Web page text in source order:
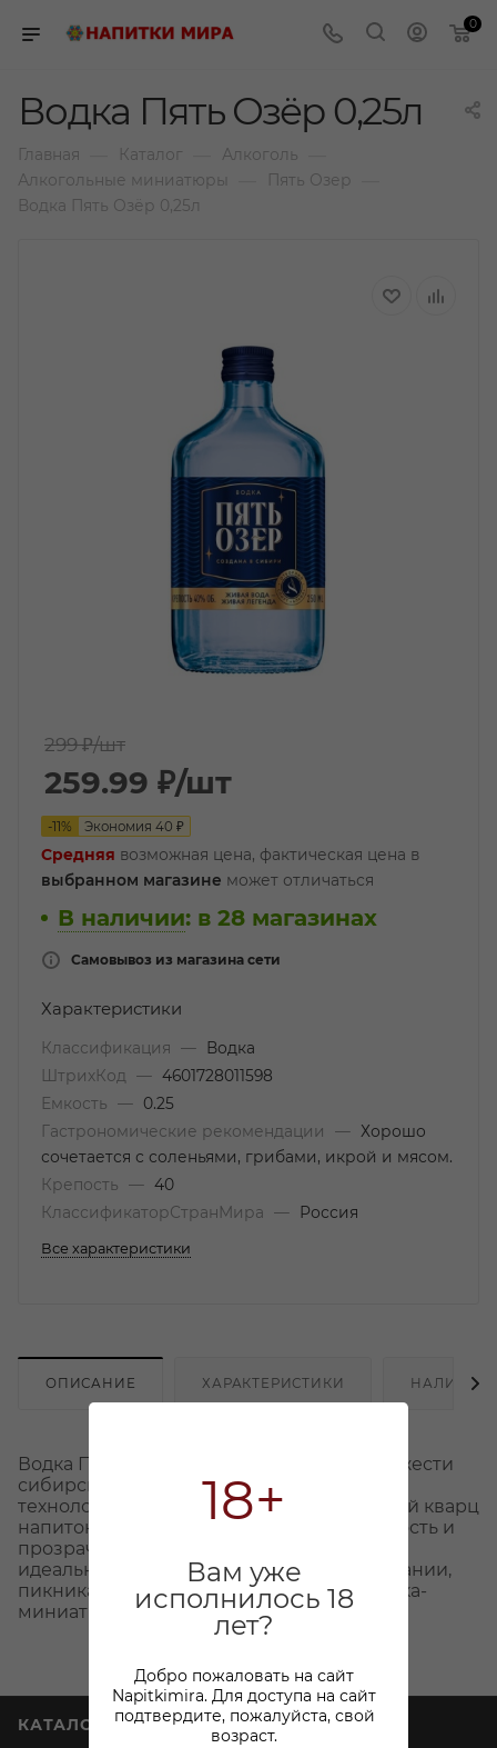
18+
Вам уже
исполнилось 18
лет?
Добро пожаловать на сайт
Napitkimira. Для доступа на сайт
подтвердите, пожалуйста, свой
возраст.
0
Водка Пять Озёр 0,25л
Главная Каталог Алкоголь
Алкогольные миниатюры Пять Озер
Водка Пять Озёр 0,25л
299 ₽/шт
259.99 ₽/шт
-11% Экономия 40 ₽
Средняя возможная цена, фактическая цена в
выбранном магазине может отличаться
В наличии: в 28 магазинах
Самовывоз из магазина сети
Характеристики
Классификация —
Водка
ШтрихКод
— 4601728011598
Емкость
—
0.25
Гастрономические рекомендации
—
Хорошо
сочетается с соленьями, грибами, икрой и мясом.
Крепость
— 40
КлассификаторСтранМира
— Россия
Все характеристики
ОПИСАНИЕ ХАРАКТЕРИСТИКИ НАЛИЧИЕ
Водка Пять Озёр – символ чистоты и свежести
сибирской природы. Благодаря особой
технологии фильтрации через бирюзовый кварц
напиток получает исключительную мягкость и
прозрачность вкуса. Компактный формат
идеально подойдёт для небольшой компании,
пикника или в качестве стильного подарка-
миниатюры.
КАТАЛОГ